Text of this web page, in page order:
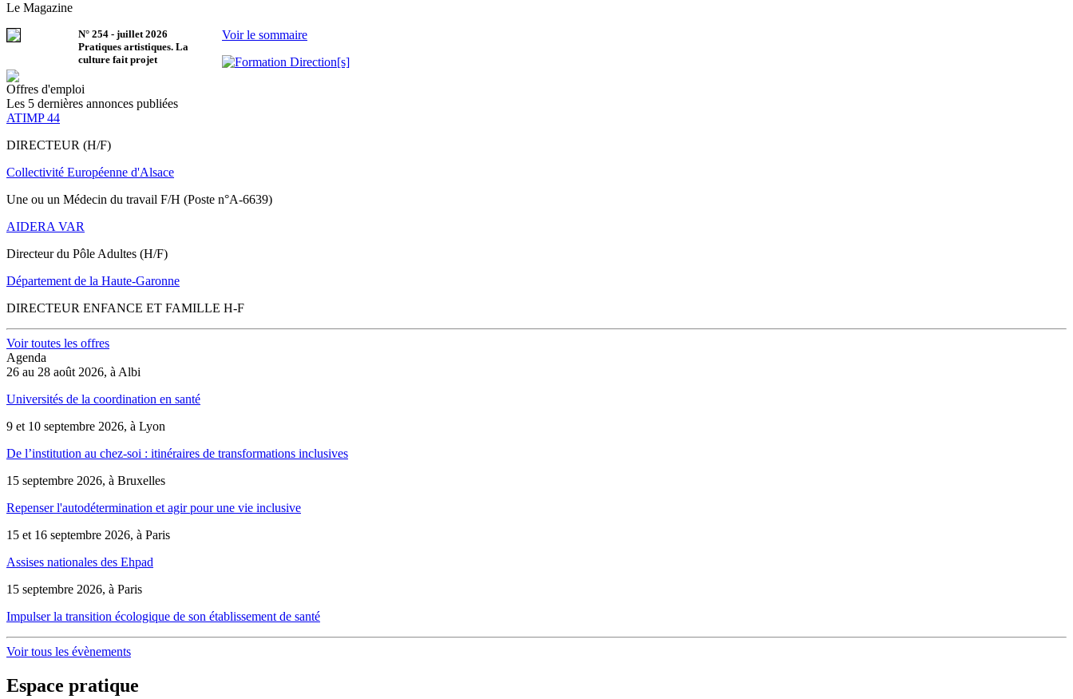
Le Magazine
N° 254 - juillet 2026
Pratiques artistiques. La
culture fait projet
Voir le sommaire
Offres d'emploi
Les 5 dernières annonces publiées
ATIMP 44
DIRECTEUR (H/F)
Collectivité Européenne d'Alsace
Une ou un Médecin du travail F/H (Poste n°A-6639)
AIDERA VAR
Directeur du Pôle Adultes (H/F)
Département de la Haute-Garonne
DIRECTEUR ENFANCE ET FAMILLE H-F
Voir toutes les offres
Agenda
26 au 28 août 2026, à Albi
Universités de la coordination en santé
9 et 10 septembre 2026, à Lyon
De l’institution au chez-soi : itinéraires de transformations inclusives
15 septembre 2026, à Bruxelles
Repenser l'autodétermination et agir pour une vie inclusive
15 et 16 septembre 2026, à Paris
Assises nationales des Ehpad
15 septembre 2026, à Paris
Impulser la transition écologique de son établissement de santé
Voir tous les évènements
Espace pratique